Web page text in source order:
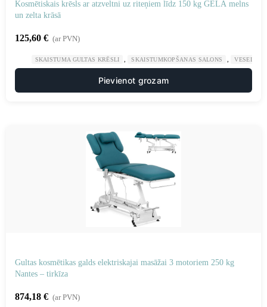
Kosmētiskais krēsls ar atzveltni uz riteņiem līdz 150 kg GELA melns
un zelta krāsā
125,60 € (ar PVN)
SKAISTUMA GULTAS KRĒSLI SKAISTUMKOPŠANAS SALONS VESELĪBA
Pievienot grozam
Gultas kosmētikas galds elektriskajai masāžai 3 motoriem 250 kg
Nantes – tirkīza
874,18 € (ar PVN)